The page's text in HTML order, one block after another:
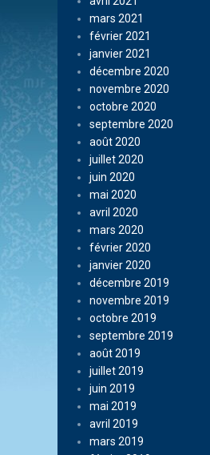
mars 2021
février 2021
janvier 2021
décembre 2020
novembre 2020
octobre 2020
septembre 2020
août 2020
juillet 2020
juin 2020
mai 2020
avril 2020
mars 2020
février 2020
janvier 2020
décembre 2019
novembre 2019
octobre 2019
septembre 2019
août 2019
juillet 2019
juin 2019
mai 2019
avril 2019
mars 2019